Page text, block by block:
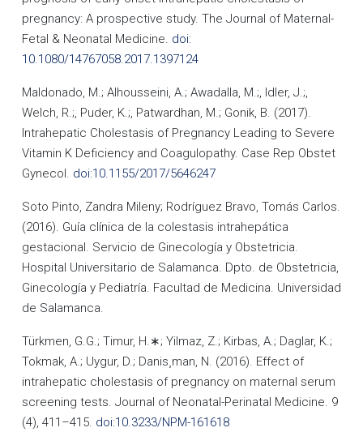
pregnancy: A prospective study. The Journal of Maternal-
Fetal & Neonatal Medicine. doi:
10.1080/14767058.2017.1397124
Maldonado, M.; Alhousseini, A.; Awadalla, M.;, Idler, J.;,
Welch, R.;, Puder, K.;, Patwardhan, M.; Gonik, B. (2017).
Intrahepatic Cholestasis of Pregnancy Leading to Severe
Vitamin K Deficiency and Coagulopathy. Case Rep Obstet
Gynecol. doi:10.1155/2017/5646247
Soto Pinto, Zandra Mileny; Rodríguez Bravo, Tomás Carlos.
(2016). Guía clínica de la colestasis intrahepática
gestacional. Servicio de Ginecología y Obstetricia.
Hospital Universitario de Salamanca. Dpto. de Obstetricia,
Ginecología y Pediatría. Facultad de Medicina. Universidad
de Salamanca.
Türkmen, G.G.; Timur, H.∗; Yilmaz, Z.; Kirbas, A.; Daglar, K.;
Tokmak, A.; Uygur, D.; Danis¸man, N. (2016). Effect of
intrahepatic cholestasis of pregnancy on maternal serum
screening tests. Journal of Neonatal-Perinatal Medicine. 9
(4), 411–415. doi:10.3233/NPM-161618